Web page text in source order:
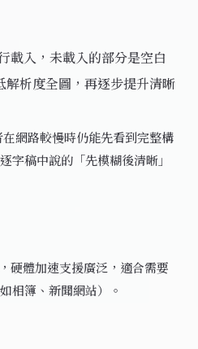
載入，未載入的部分是空白
析度全圖，再逐步提升清晰
網路較慢時仍能先看到完整構
字稿中說的「先模糊後清晰」
硬體加速支援廣泛，適合需要
相簿、新聞網站）。